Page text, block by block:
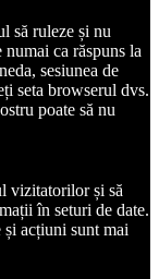
să ruleze și nu
ca răspuns la
sesiunea de
seta browserul dvs.
poate să nu
vizitatorilor și să
în seturi de date.
și acțiuni sunt mai